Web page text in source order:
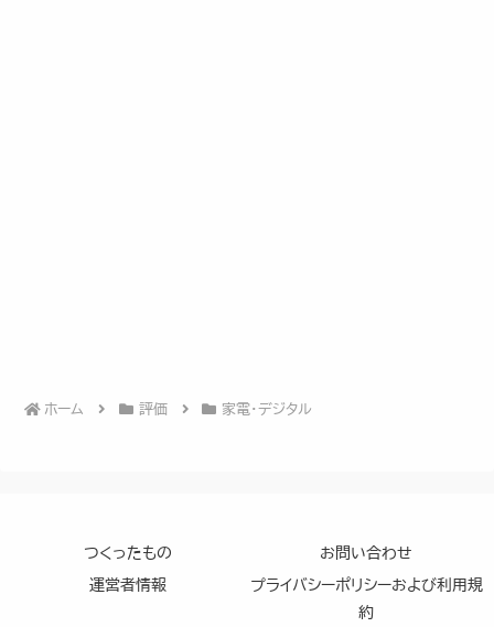
ホーム 評価 家電・デジタル
つくったもの お問い合わせ
運営者情報
プライバシーポリシーおよび利用規
約